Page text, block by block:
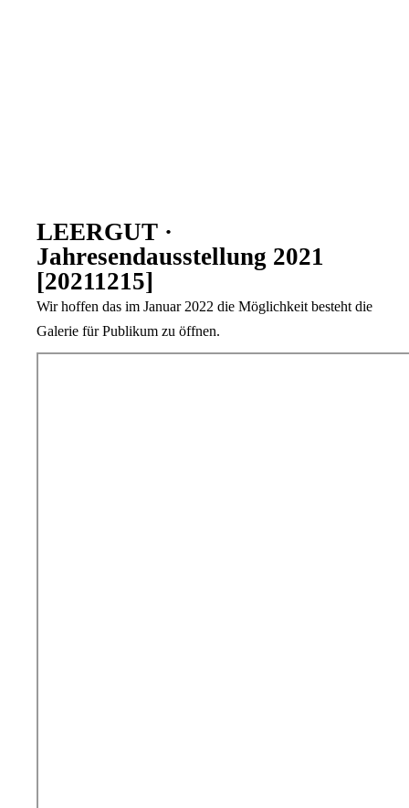
LEERGUT ·
Jahresendausstellung 2021
[20211215]
Wir hoffen das im Januar 2022 die Möglichkeit besteht die
Galerie für Publikum zu öffnen.